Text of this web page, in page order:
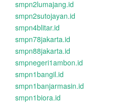
smpn2lumajang.id
smpn2sutojayan.id
smpn4blitar.id
smpn78jakarta.id
smpn88jakarta.id
smpnegeri1ambon.id
smpn1bangil.id
smpn1banjarmasin.id
smpn1biora.id